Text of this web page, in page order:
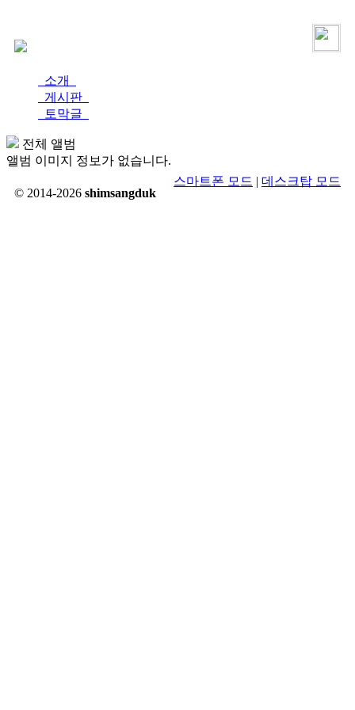
소개
게시판
토막글
전체 앨범
앨범 이미지 정보가 없습니다.
© 2014-2026 shimsangduk
스마트폰 모드 | 데스크탑 모드